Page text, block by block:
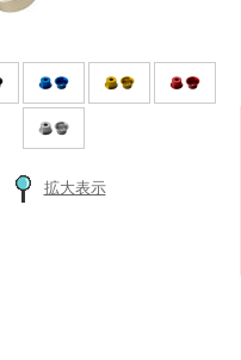
拡大表示